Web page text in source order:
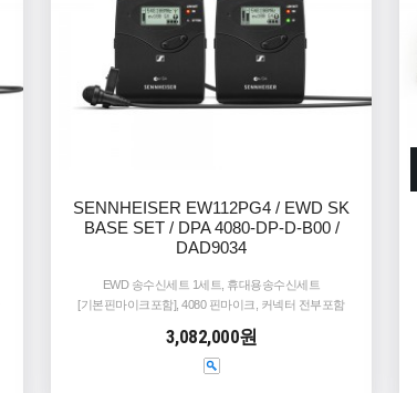
SENNHEISER EW112PG4 / EWD SK
BASE SET / DPA 4080-DP-D-B00 /
DAD9034
EWD 송수신세트 1세트, 휴대용송수신세트
[기본핀마이크포함], 4080 핀마이크, 커넥터 전부포함
3,082,000원